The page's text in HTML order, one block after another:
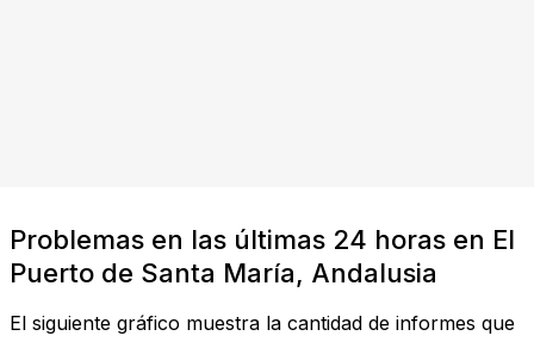
Problemas en las últimas 24 horas en El
Puerto de Santa María, Andalusia
El siguiente gráfico muestra la cantidad de informes que